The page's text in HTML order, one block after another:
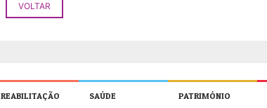
VOLTAR
REABILITAÇÃO
SAÚDE
PATRIMÓNIO